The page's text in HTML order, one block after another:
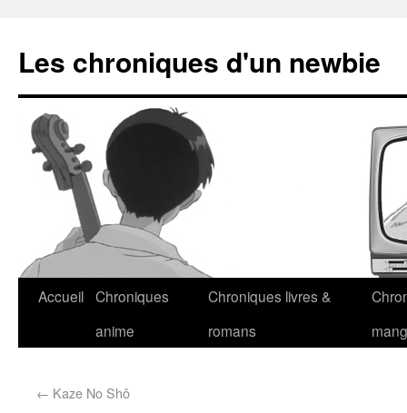
Les chroniques d'un newbie
Accueil Chroniques
anime
Chroniques livres &
romans
← Kaze No Shô